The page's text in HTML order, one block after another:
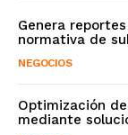
Genera
normativa de
NEGOCIOS
Optimización
mediante